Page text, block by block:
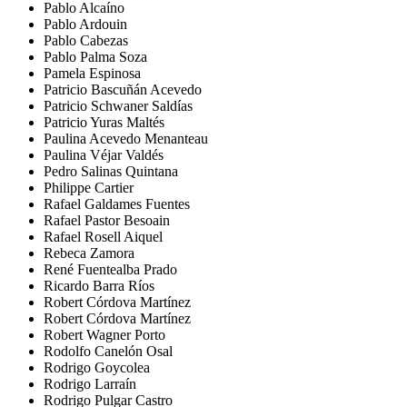
Pablo Alcaíno
Pablo Ardouin
Pablo Cabezas
Pablo Palma Soza
Pamela Espinosa
Patricio Bascuñán Acevedo
Patricio Schwaner Saldías
Patricio Yuras Maltés
Paulina Acevedo Menanteau
Paulina Véjar Valdés
Pedro Salinas Quintana
Philippe Cartier
Rafael Galdames Fuentes
Rafael Pastor Besoain
Rafael Rosell Aiquel
Rebeca Zamora
René Fuentealba Prado
Ricardo Barra Ríos
Robert Córdova Martínez
Robert Córdova Martínez
Robert Wagner Porto
Rodolfo Canelón Osal
Rodrigo Goycolea
Rodrigo Larraín
Rodrigo Pulgar Castro